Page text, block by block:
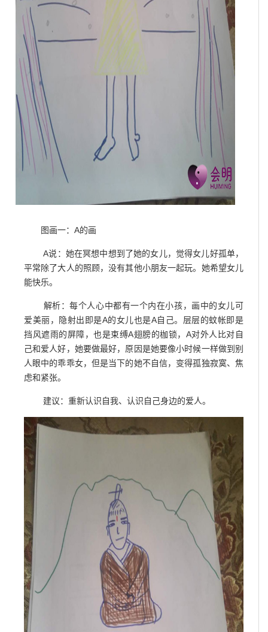
图画一：A的画
A说：她在冥想中想到了她的女儿，觉得女儿好孤单，
平常除了大人的照顾，没有其他小朋友一起玩。她希望女儿
能快乐。
解析：每个人心中都有一个内在小孩，画中的女儿可
爱美丽，隐射出即是A的女儿也是A自己。层层的蚊帐即是
挡风遮雨的屏障，也是束缚A翅膀的枷锁，A对外人比对自
己和爱人好，她要做最好，原因是她要像小时候一样做到别
人眼中的乖乖女，但是当下的她不自信，变得孤独寂寞、焦
虑和紧张。
建议：重新认识自我、认识自己身边的爱人。